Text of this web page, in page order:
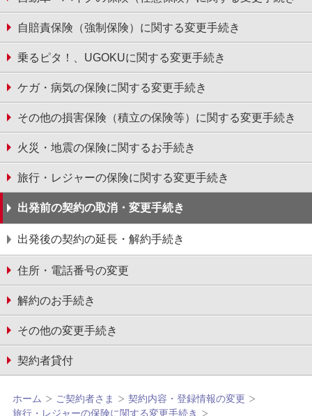
⾃賠責保険（強制保険）に関する変更⼿続き
乗るピタ！、UGOKUに関する変更手続き
ケガ・病気の保険に関する変更⼿続き
その他の損害保険（積立の保険等）に関する変更手続き
火災・地震の保険に関するお手続き
旅行・レジャーの保険に関する変更手続き
出発前の契約の取消・変更手続き
出発後の契約の延長・解約手続き
住所・電話番号の変更
解約のお手続き
その他の変更手続き
契約者貸付
ホーム ご契約者さま
契約内容・登録情報の変更
旅行・レジャーの保険に関する変更手続き